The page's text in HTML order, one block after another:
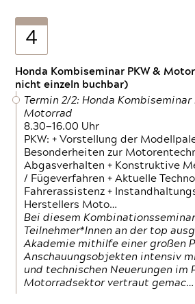
4
Honda Kombiseminar PKW &
nicht einzeln buchbar)
Termin 2/2: Honda Kombiseminar
Motorrad
8.30—16.00 Uhr
PKW: + Vorstellung der
Besonderheiten zur
Abgasverhalten + Konstruktive
/ Fügeverfahren + Aktuelle
Fahrerassistenz +
Herstellers Moto…
Bei diesem
Teilnehmer*Innen an der top
Akademie mithilfe einer großen
Anschauungsobjekten intensiv
und technischen Neuerungen im
Motorradsektor vertraut gemac…